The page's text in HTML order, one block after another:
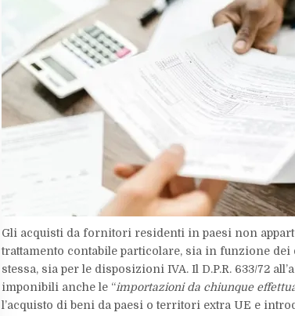
Gli acquisti da fornitori residenti in paesi non
trattamento contabile particolare, sia in funzione
stessa, sia per le disposizioni IVA. Il D.P.R. 633/72
imponibili anche le “importazioni da chiunque
l’acquisto di beni da paesi o territori extra UE e